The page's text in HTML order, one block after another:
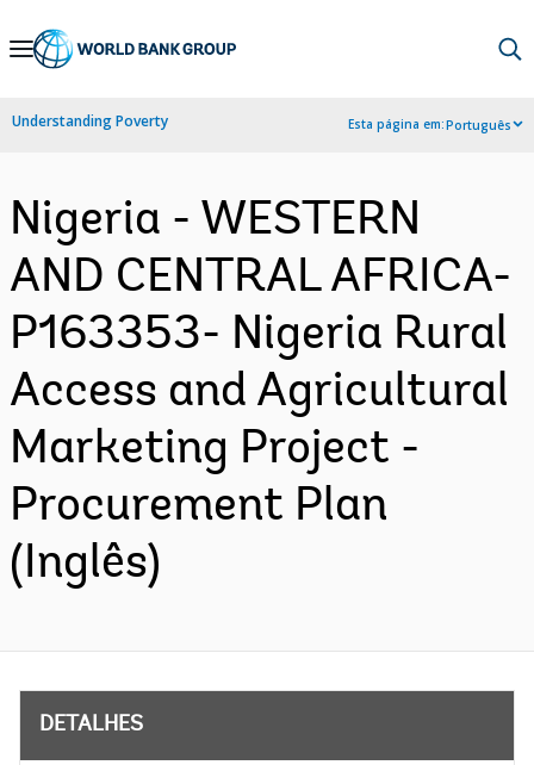
Skip
Navigation
Understanding Poverty Esta página em:Português
Nigeria - WESTERN
AND CENTRAL AFRICA-
P163353- Nigeria Rural
Access and Agricultural
Marketing Project -
Procurement Plan
(Inglês)
DETALHES